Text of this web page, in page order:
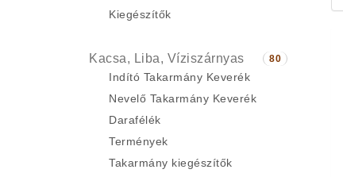
Kiegészítők
80
Kacsa, Liba, Víziszárnyas
Indító Takarmány Keverék
Nevelő Takarmány Keverék
Darafélék
Termények
Takarmány kiegészítők